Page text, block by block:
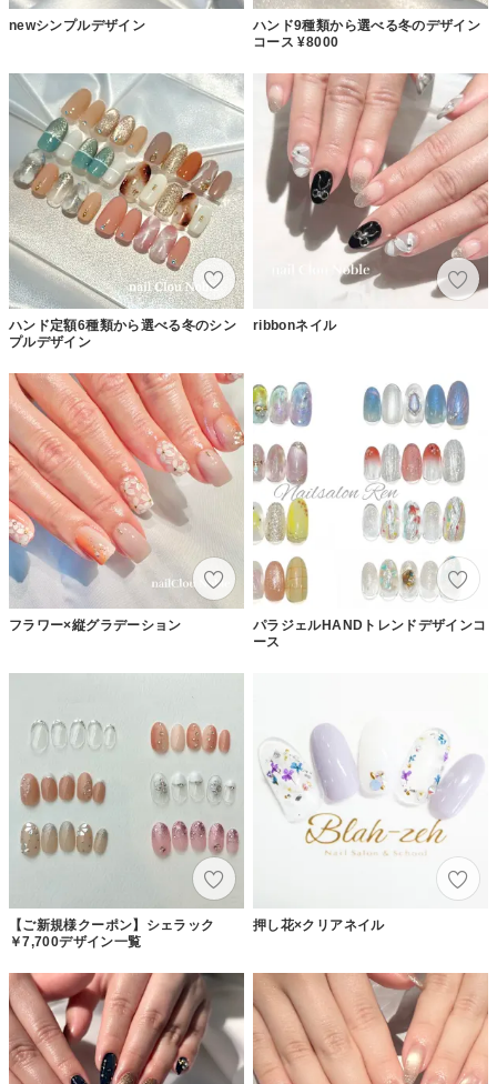
newシンプルデザイン
ハンド9種類から選べる冬のデザイン
コース ¥8000
ハンド定額6種類から選べる冬のシン
プルデザイン
ribbonネイル
フラワー×縦グラデーション
パラジェルHANDトレンドデザインコ
ース
【ご新規様クーポン】シェラック
￥7,700デザイン一覧
押し花×クリアネイル